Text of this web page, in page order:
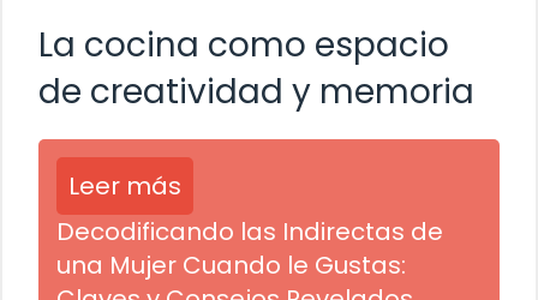
La cocina como espacio
de creatividad y memoria
Leer más
Decodificando las Indirectas de
una Mujer Cuando le Gustas: